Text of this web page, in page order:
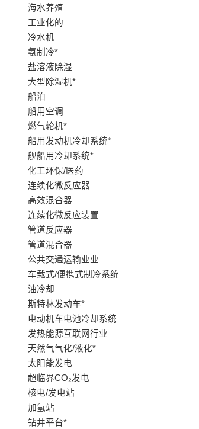
海水养殖
工业化的
冷水机
氨制冷*
盐溶液除湿
大型除湿机*
船泊
船用空调
燃气轮机*
船用发动机冷却系统*
舰船用冷却系统*
化工环保/医药
连续化微反应器
高效混合器
连续化微反应装置
管道反应器
管道混合器
公共交通运输业业
车载式/便携式制冷系统
油冷却
斯特林发动车*
电动机车电池冷却系统
发热能源互联网行业
天然气气化/液化*
太阳能发电
超临界CO₂发电
核电/发电站
加氢站
钻井平台*